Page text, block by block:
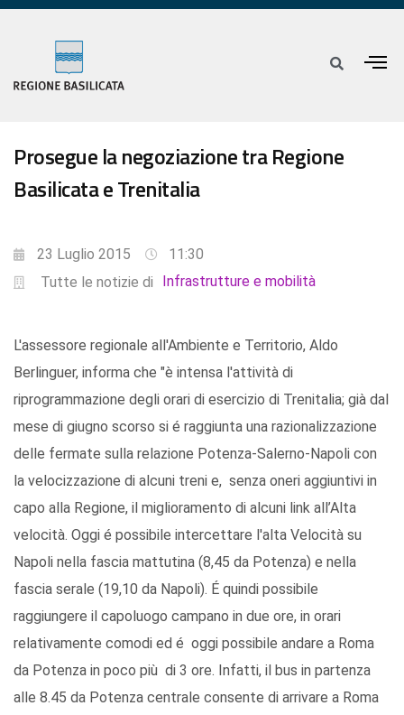
Prosegue la negoziazione tra Regione
Basilicata e Trenitalia
23 Luglio 2015
11:30
Tutte le notizie di
Infrastrutture e mobilità
L'assessore regionale all'Ambiente e Territorio, Aldo
Berlinguer, informa che "è intensa l'attività di
riprogrammazione degli orari di esercizio di Trenitalia; già dal
mese di giugno scorso si é raggiunta una razionalizzazione
delle fermate sulla relazione Potenza-Salerno-Napoli con
la velocizzazione di alcuni treni e, senza oneri aggiuntivi in
capo alla Regione, il miglioramento di alcuni link all’Alta
velocità. Oggi é possibile intercettare l'alta Velocità su
Napoli nella fascia mattutina (8,45 da Potenza) e nella
fascia serale (19,10 da Napoli). É quindi possibile
raggiungere il capoluogo campano in due ore, in orari
relativamente comodi ed é oggi possibile andare a Roma
da Potenza in poco più di 3 ore. Infatti, il bus in partenza
alle 8.45 da Potenza centrale consente di arrivare a Roma